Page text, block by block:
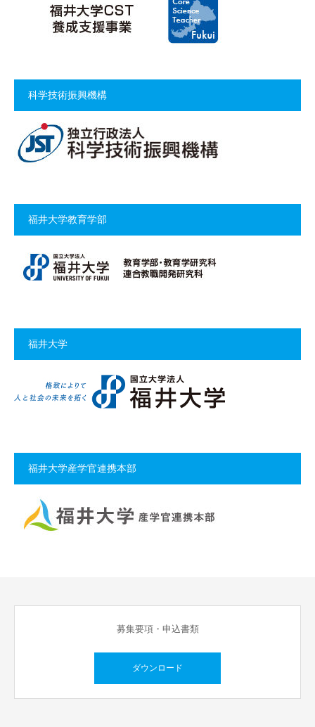
科学技術振興機構
福井大学教育学部
福井大学
福井大学産学官連携本部
募集要項・申込書類
ダウンロード